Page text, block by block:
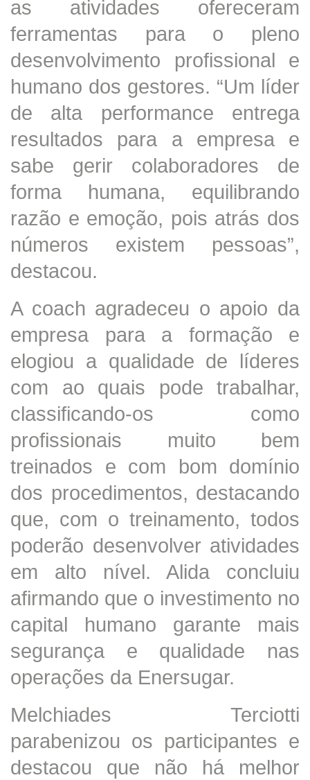
as atividades ofereceram
ferramentas para o pleno
desenvolvimento profissional e
humano dos gestores. “Um líder
de alta performance entrega
resultados para a empresa e
sabe gerir colaboradores de
forma humana, equilibrando
razão e emoção, pois atrás dos
números existem pessoas”,
destacou.
A coach agradeceu o apoio da
empresa para a formação e
elogiou a qualidade de líderes
com ao quais pode trabalhar,
classificando-os como
profissionais muito bem
treinados e com bom domínio
dos procedimentos, destacando
que, com o treinamento, todos
poderão desenvolver atividades
em alto nível. Alida concluiu
afirmando que o investimento no
capital humano garante mais
segurança e qualidade nas
operações da Enersugar.
Melchiades Terciotti
parabenizou os participantes e
destacou que não há melhor